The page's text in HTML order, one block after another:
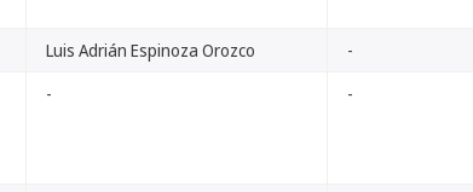
Luis Adrián Espinoza Orozco -
- -